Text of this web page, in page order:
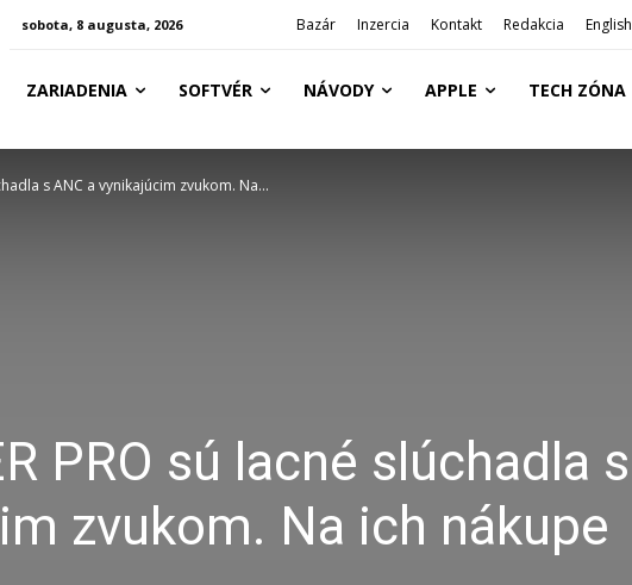
sobota, 8 augusta, 2026 Bazár Inzercia Kontakt Redakcia English
ZARIADENIA SOFTVÉR NÁVODY APPLE TECH ZÓNA
s ANC a vynikajúcim zvukom. Na...
PRO sú lacné slúchadla s
zvukom. Na ich nákupe